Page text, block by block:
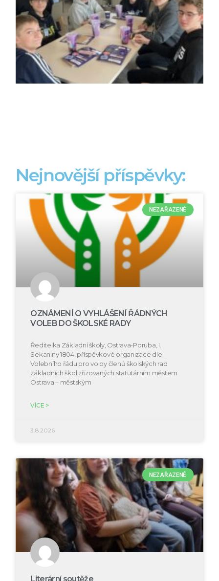
Nejnovější příspěvky:
NEZAŘAZENÉ
OZNÁMENÍ O VYHLÁŠENÍ ŘÁDNÝCH
VOLEB DO ŠKOLSKÉ RADY
Ředitelka Základní školy, Ostrava-Poruba, I.
Sekaniny 1804, příspěvkové organizace dle
Volebního řádu pro volby členů školských rad
základních škol zřizovaných statutárním městem
Ostrava – městským
VÍCE >
3.8.2026
NEZAŘAZENÉ
Literární soutěže